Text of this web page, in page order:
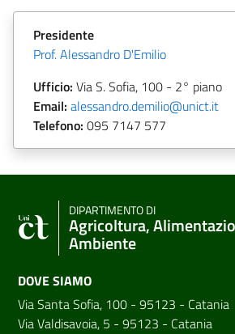
Presidente
Prof. Alessandro D'Emilio
Ufficio: Via S. Sofia, 100 - 2° piano
Email: alessandro.demilio@unict.it
Telefono: 095 7147 577
DIPARTIMENTO DI
Agricoltura,
Ambiente
DOVE SIAMO
Via Santa Sofia, 100 - 95123 - Catania
Via Valdisavoia, 5 - 95123 - Catania